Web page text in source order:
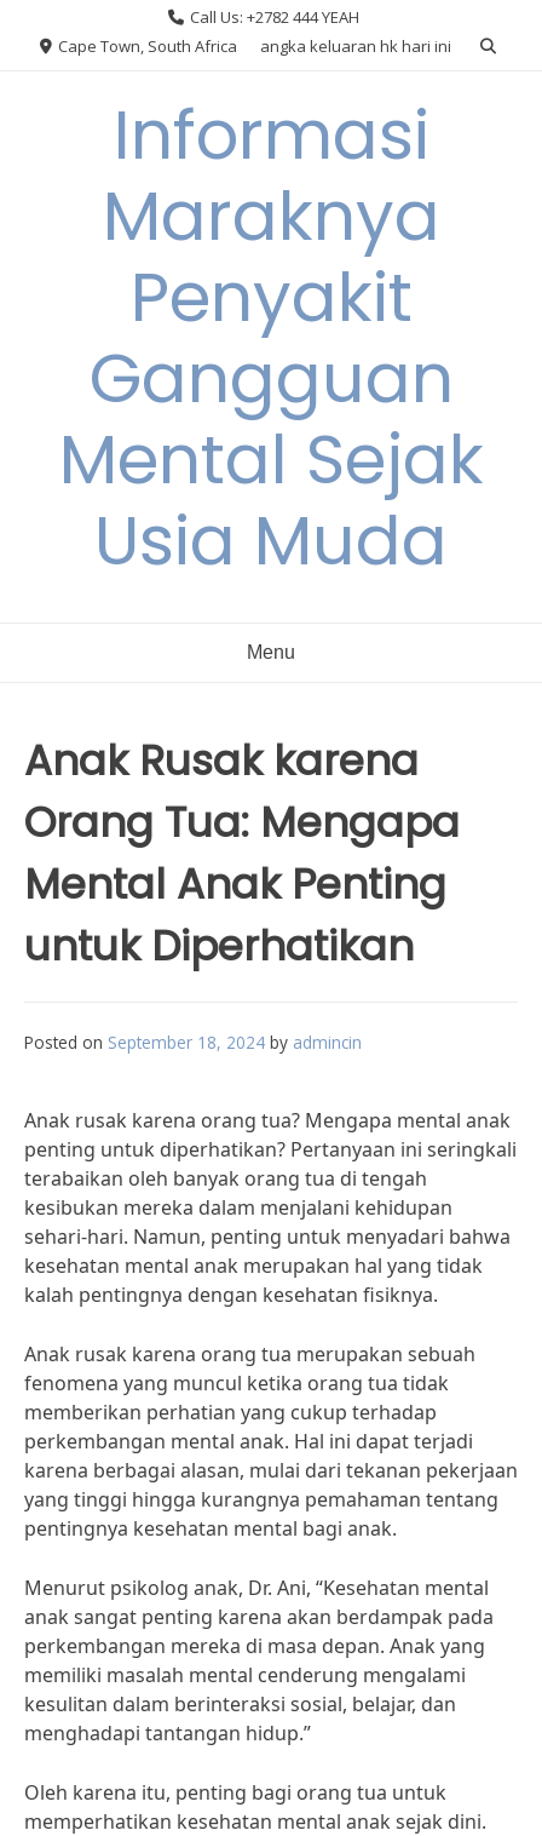
Call Us: +2782 444 YEAH
Cape Town, South Africa
angka keluaran hk hari ini
Informasi
Maraknya
Penyakit
Gangguan
Mental Sejak
Usia Muda
Menu
Anak Rusak karena
Orang Tua: Mengapa
Mental Anak Penting
untuk Diperhatikan
Posted on September 18, 2024 by admincin
Anak rusak karena orang tua? Mengapa mental anak
penting untuk diperhatikan? Pertanyaan ini seringkali
terabaikan oleh banyak orang tua di tengah
kesibukan mereka dalam menjalani kehidupan
sehari-hari. Namun, penting untuk menyadari bahwa
kesehatan mental anak merupakan hal yang tidak
kalah pentingnya dengan kesehatan fisiknya.
Anak rusak karena orang tua merupakan sebuah
fenomena yang muncul ketika orang tua tidak
memberikan perhatian yang cukup terhadap
perkembangan mental anak. Hal ini dapat terjadi
karena berbagai alasan, mulai dari tekanan pekerjaan
yang tinggi hingga kurangnya pemahaman tentang
pentingnya kesehatan mental bagi anak.
Menurut psikolog anak, Dr. Ani, “Kesehatan mental
anak sangat penting karena akan berdampak pada
perkembangan mereka di masa depan. Anak yang
memiliki masalah mental cenderung mengalami
kesulitan dalam berinteraksi sosial, belajar, dan
menghadapi tantangan hidup.”
Oleh karena itu, penting bagi orang tua untuk
memperhatikan kesehatan mental anak sejak dini.